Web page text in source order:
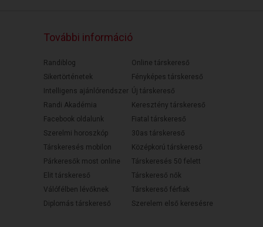
További információ
Randiblog
Sikertörténetek
Intelligens ajánlórendszer
Randi Akadémia
Facebook oldalunk
Szerelmi horoszkóp
Társkeresés mobilon
Párkeresők most online
Elit társkereső
Válófélben lévőknek
Diplomás társkereső
Online társkereső
Fényképes társkereső
Új társkereső
Keresztény társkereső
Fiatal társkereső
30as társkereső
Középkorú társkereső
Társkeresés 50 felett
Társkereső nők
Társkereső férfiak
Szerelem első keresésre